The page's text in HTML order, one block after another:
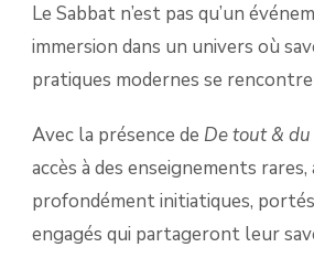
Le Sabbat n’est pas qu’un
immersion dans un univers où
pratiques modernes se
Avec la présence de De tout &
accès à des enseignements
profondément initiatiques,
engagés qui partageront leur